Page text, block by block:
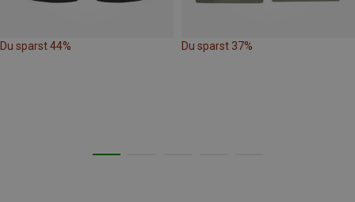
Du sparst 44% Du sparst 37%